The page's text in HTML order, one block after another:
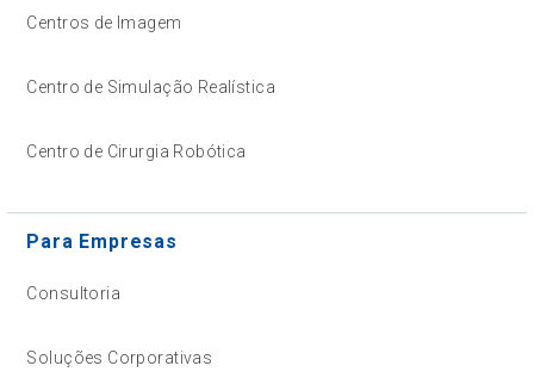
Centros de Imagem
Centro de Simulação Realística
Centro de Cirurgia Robótica
Para Empresas
Consultoria
Soluções Corporativas